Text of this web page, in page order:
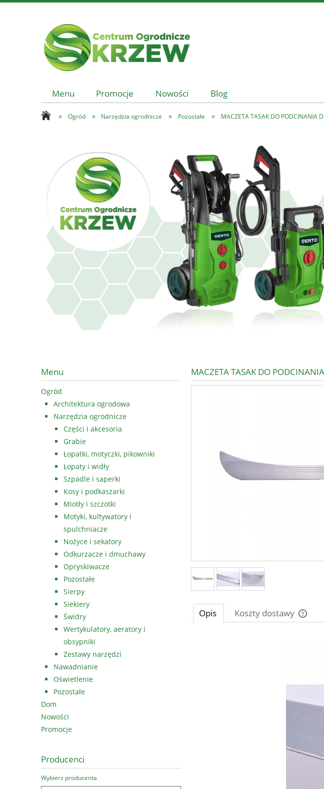
Menu Promocje Nowości Blog
» Ogród » Narzędzia ogrodnicze » Pozostałe » MACZETA TASAK DO PODCINANIA
Menu
Ogród
Architektura ogrodowa
Narzędzia ogrodnicze
Części i akcesoria
Grabie
Łopatki, motyczki, pikowniki
Łopaty i widły
Szpadle i saperki
Kosy i podkaszarki
Miotły i szczotki
Motyki, kultywatory i
spulchniacze
Nożyce i sekatory
Odkurzacze i dmuchawy
Opryskiwacze
Pozostałe
Sierpy
Siekiery
Świdry
Wertykulatory, aeratory i
obsypniki
Zestawy narzędzi
Nawadnianie
Oświetlenie
Pozostałe
Dom
Nowości
Promocje
Producenci
Wybierz producenta
MACZETA TASAK DO
Opis Koszty dostawy